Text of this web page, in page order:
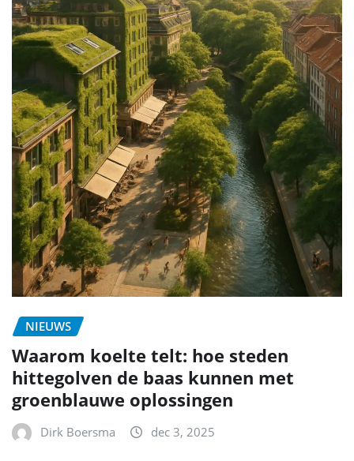
NIEUWS
Waarom koelte telt: hoe steden
hittegolven de baas kunnen met
groenblauwe oplossingen
Dirk Boersma dec 3, 2025